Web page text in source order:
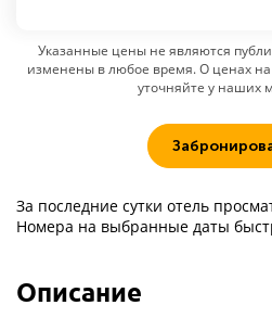
Указанные цены не являются
изменены в любое время. О ценах
уточняйте у наших
За последние сутки отель
Номера на выбранные даты
Описание